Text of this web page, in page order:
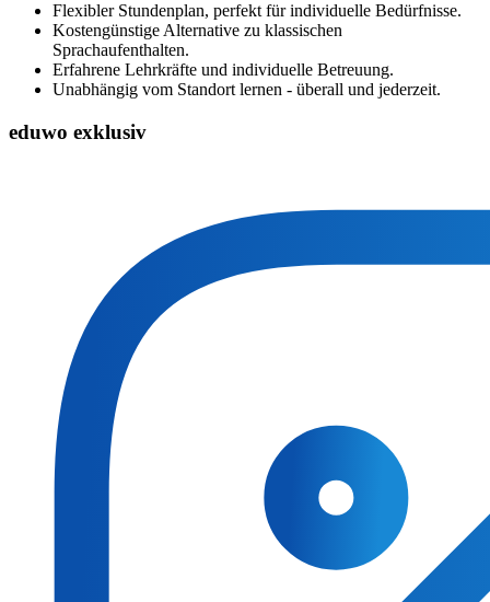
Flexibler Stundenplan, perfekt für individuelle Bedürfnisse.
Kostengünstige Alternative zu klassischen
Sprachaufenthalten.
Erfahrene Lehrkräfte und individuelle Betreuung.
Unabhängig vom Standort lernen - überall und jederzeit.
eduwo exklusiv